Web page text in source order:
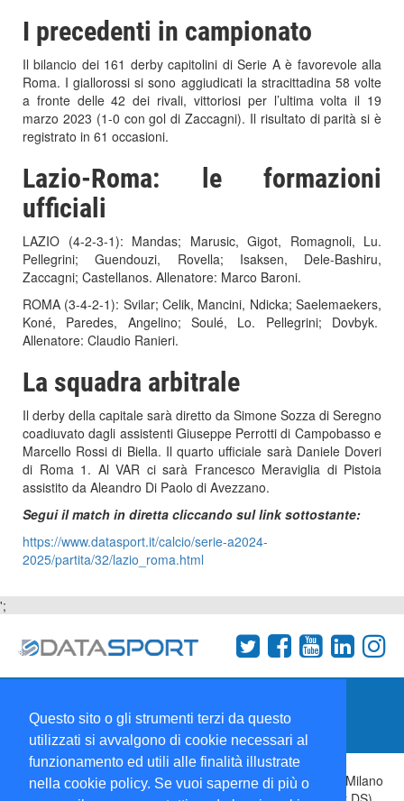
Questo sito o gli strumenti terzi da questo
utilizzati si avvalgono di cookie necessari al
funzionamento ed utili alle finalità illustrate
nella cookie policy. Se vuoi saperne di più o
I precedenti in campionato
Il bilancio dei 161 derby capitolini di Serie A è favorevole alla
Roma. I giallorossi si sono aggiudicati la stracittadina 58 volte
a fronte delle 42 dei rivali, vittoriosi per l’ultima volta il 19
marzo 2023 (1-0 con gol di Zaccagni). Il risultato di parità si è
registrato in 61 occasioni.
Lazio-Roma: le formazioni
ufficiali
LAZIO (4-2-3-1): Mandas; Marusic, Gigot, Romagnoli, Lu.
Pellegrini; Guendouzi, Rovella; Isaksen, Dele-Bashiru,
Zaccagni; Castellanos. Allenatore: Marco Baroni.
ROMA (3-4-2-1): Svilar; Celik, Mancini, Ndicka; Saelemaekers,
Koné, Paredes, Angelino; Soulé, Lo. Pellegrini; Dovbyk.
Allenatore: Claudio Ranieri.
La squadra arbitrale
Il derby della capitale sarà diretto da Simone Sozza di Seregno
coadiuvato dagli assistenti Giuseppe Perrotti di Campobasso e
Marcello Rossi di Biella. Il quarto ufficiale sarà Daniele Doveri
di Roma 1. Al VAR ci sarà Francesco Meraviglia di Pistoia
assistito da Aleandro Di Paolo di Avezzano.
Segui il match in diretta cliccando sul link sottostante:
https://www.datasport.it/calcio/serie-a2024-
2025/partita/32/lazio_roma.html
';
Collabora con noi
Copyright 1995-2026 © Wise Srl Via Palmanova 8 20132 Milano